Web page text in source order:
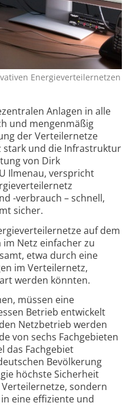
Energie­verteilernetzen
Anlagen in alle
und mengenmäßig
der Verteiler­netze
stark und die Infrastruktur
von Dirk
Ilmenau, verspricht
-verbrauch – schnell,
sicher.
auf dem
Netz einfacher zu
etwa durch eine
im Verteilernetz,
werden könnten.
müssen eine
Betrieb entwickelt
Netzbetrieb werden
von sechs Fachgebieten
das Fachgebiet
Bevölkerung
höchste Sicherheit
sondern
eine effiziente und